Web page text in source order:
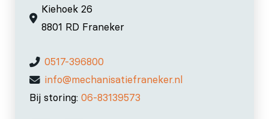
Kiehoek 26
8801 RD Franeker
0517-396800
info@mechanisatiefraneker.nl
Bij storing: 06-83139573